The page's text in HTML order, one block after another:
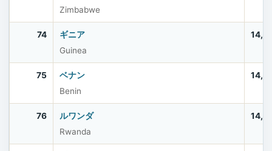
Zimbabwe
74
ギニア
Guinea
75
ベナン
Benin
76
ルワンダ
Rwanda